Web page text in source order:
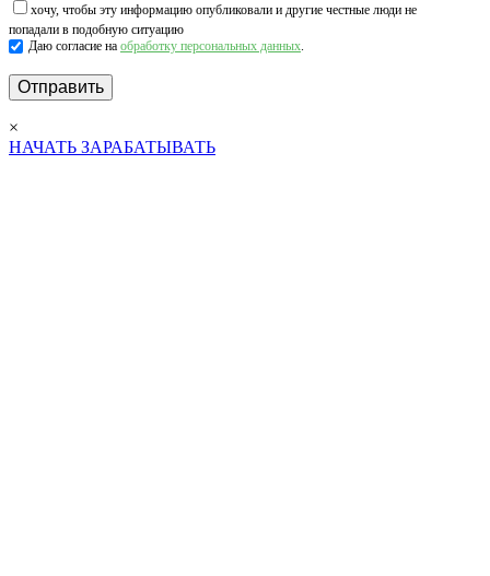
хочу, чтобы эту информацию опубликовали и другие честные люди не
попадали в подобную ситуацию
Даю согласие на обработку персональных данных.
×
НАЧАТЬ ЗАРАБАТЫВАТЬ